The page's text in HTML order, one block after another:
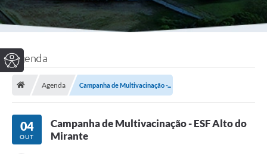
Agenda
Agenda Campanha de Multivacinação -...
04
OUT
Campanha de Multivacinação - ESF Alto do
Mirante